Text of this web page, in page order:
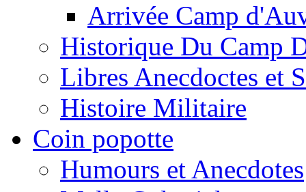
Arrivée Camp
Historique Du Camp
Libres Anecdoctes et
Histoire Militaire
Coin popotte
Humours et Anecdotes